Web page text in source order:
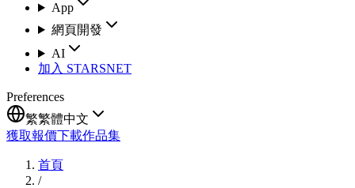
App
網頁開發
AI
加入 STARSNET
Preferences
繁繁體中文
獲取報價下載作品集
首頁
/